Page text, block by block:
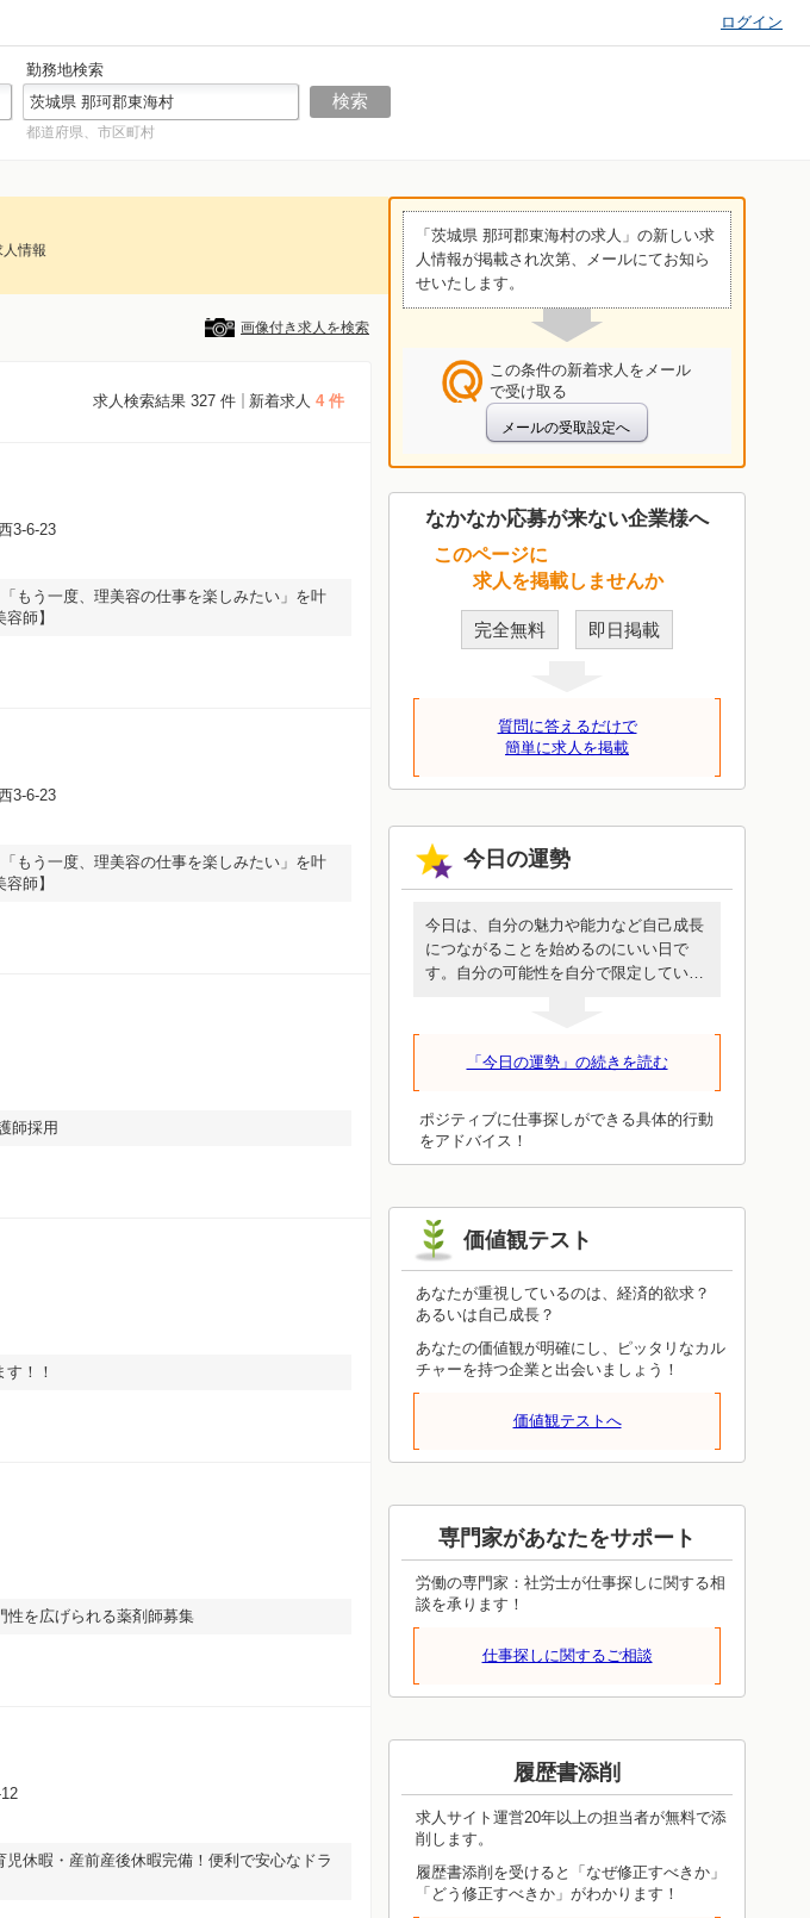
ログイン
勤務地検索
都道府県、市区町村
人情報
画像付き求人を検索
求人検索結果 327 件 新着求人 4 件
3‐6‐23
もう一度、理美容の仕事を楽しみたい」を叶
師】
3‐6‐23
もう一度、理美容の仕事を楽しみたい」を叶
師】
師採用
！！
性を広げられる薬剤師募集
休暇・産前産後休暇完備！便利で安心なドラ
「茨城県 那珂郡東海村の求人」の新しい求
人情報が掲載され次第、メールにてお知ら
せいたします。
この条件の新着求人をメール
で受け取る
なかなか応募が来ない企業様へ
このページに
求人を掲載しませんか
完全無料 即日掲載
質問に答えるだけで
簡単に求人を掲載
今日の運勢
今日は、自分の魅力や能力など自己成長
につながることを始めるのにいい日で
す。自分の可能性を自分で限定していな
厚みを増し、成長して柱になるための道
ールスポイントは、やる気や生き甲斐に
ちゃんとつながっていますか？本当の能
力が開花するには、外からの評価ではな
「今日の運勢」の続きを読む
ポジティブに仕事探しができる具体的行動
をアドバイス！
価値観テスト
あなたが重視しているのは、経済的欲求？
あるいは自己成長？
あなたの価値観が明確にし、ピッタリなカル
チャーを持つ企業と出会いましょう！
価値観テストへ
専門家があなたをサポート
労働の専門家：社労士が仕事探しに関する相
談を承ります！
仕事探しに関するご相談
履歴書添削
求人サイト運営20年以上の担当者が無料で添
削します。
履歴書添削を受けると「なぜ修正すべきか」
「どう修正すべきか」がわかります！